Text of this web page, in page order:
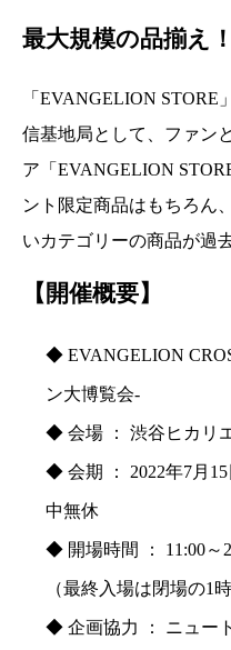
最大規模の品揃え
「EVANGELION
信基地局として、ファン
ア「EVANGELION
ント限定商品はもちろん
いカテゴリーの商品が過
【開催概要】
◆ EVANGELION
ン大博覧会-
◆ 会場 ： 渋谷ヒカリ
◆ 会期 ： 2022年7月
中無休
◆ 開場時間 ： 11:00～
（最終入場は閉場の1
◆ 企画協力 ： ニュー